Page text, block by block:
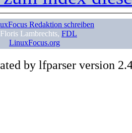
Redaktion schreiben
Lambrechts, FDL
LinuxFocus.org
by lfparser version